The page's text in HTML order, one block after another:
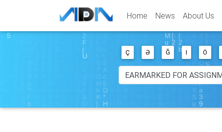
Home News About Us
Ç Ə Ğ I Ö